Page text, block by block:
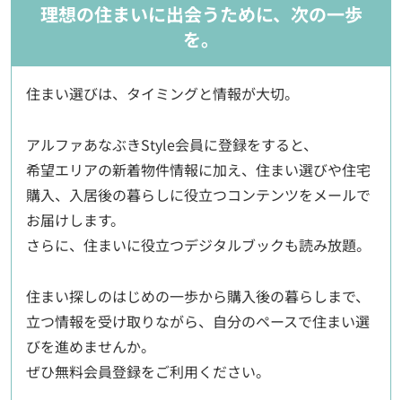
理想の住まいに出会うために、次の一歩
を。
住まい選びは、タイミングと情報が大切。
アルファあなぶきStyle会員に登録をすると、
希望エリアの新着物件情報に加え、住まい選びや住宅
購入、入居後の暮らしに役立つコンテンツをメールで
お届けします。
さらに、住まいに役立つデジタルブックも読み放題。
住まい探しのはじめの一歩から購入後の暮らしまで、
立つ情報を受け取りながら、自分のペースで住まい選
びを進めませんか。
ぜひ無料会員登録をご利用ください。